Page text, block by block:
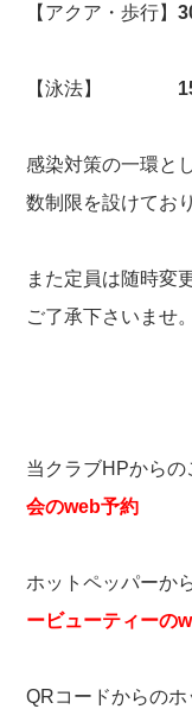
【アクア・歩行】
【泳法】
感染対策の一環と
数制限を設けてお
また定員は随時変
ご了承下さいませ。
当クラブHPから
会のweb予約
ホットペッパー
ービューティーの
QRコードからの